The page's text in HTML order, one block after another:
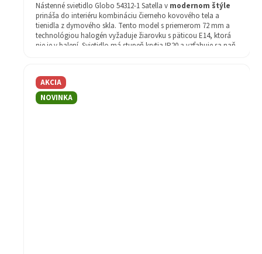
Nástenné svietidlo Globo 54312-1 Satella v modernom štýle
prináša do interiéru kombináciu čierneho kovového tela a
tienidla z dymového skla. Tento model s priemerom 72 mm a
technológiou halogén vyžaduje žiarovku s päticou E14, ktorá
nie je v balení. Svietidlo má stupeň krytia IP20 a vzťahuje sa naň
AKCIA
NOVINKA